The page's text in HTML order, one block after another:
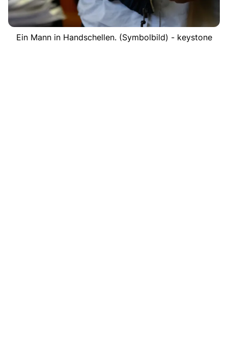
Ein Mann in Handschellen. (Symbolbild) - keystone